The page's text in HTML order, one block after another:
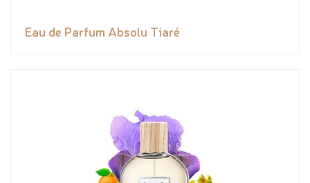
Eau de Parfum Absolu Tiaré